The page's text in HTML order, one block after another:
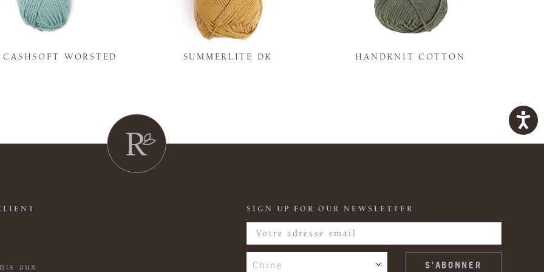
CASHSOFT WORSTED SUMMERLITE DK HANDKNIT COTTON
aux
SIGN UP FOR OUR NEWSLETTER
Chine